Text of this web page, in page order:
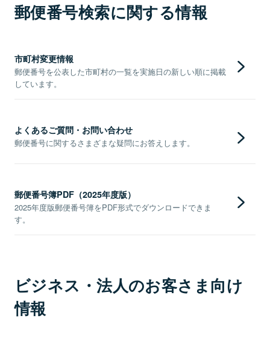
郵便番号検索に関する情報
市町村変更情報
郵便番号を公表した市町村の一覧を実施日の新しい順に掲載
しています。
よくあるご質問・お問い合わせ
郵便番号に関するさまざまな疑問にお答えします。
郵便番号簿PDF（2025年度版）
2025年度版郵便番号簿をPDF形式でダウンロードできま
す。
ビジネス・法人のお客さま向け
情報